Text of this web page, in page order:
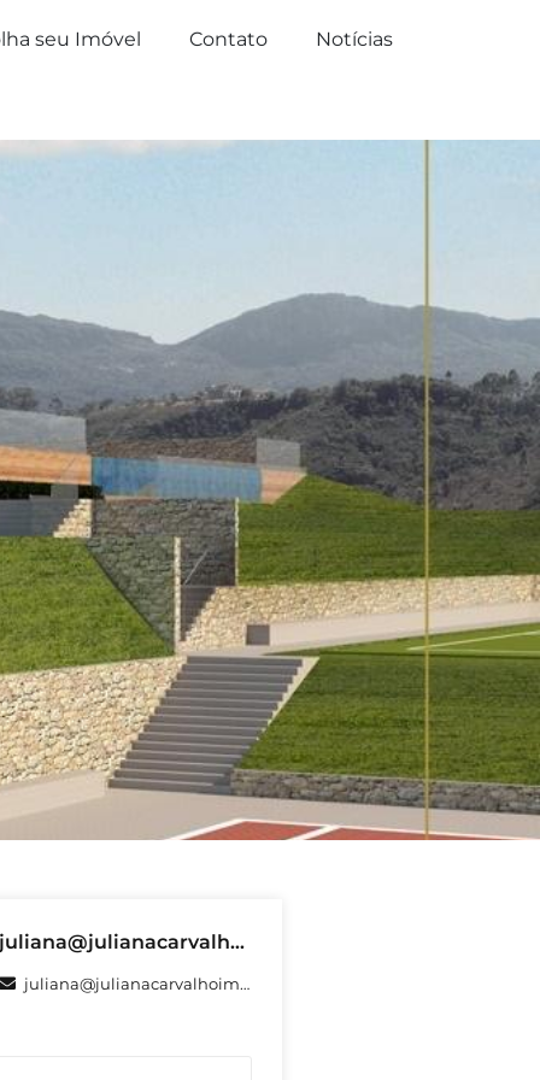
seu Imóvel Contato Notícias
juliana@julianacarvalhoimoveis.com.br
juliana@julianacarvalhoimoveis.com.br